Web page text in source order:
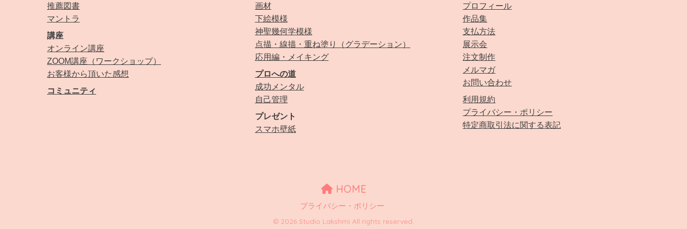
推薦図書
マントラ
講座
オンライン講座
ZOOM講座（ワークショップ）
お客様から頂いた感想
コミュニティ
画材
下絵模様
神聖幾何学模様
点描・線描・重ね塗り（グラデーション）
応用編・メイキング
プロへの道
成功メンタル
自己管理
プレゼント
スマホ壁紙
プロフィール
作品集
支払方法
展示会
注文制作
メルマガ
お問い合わせ
利用規約
プライバシー・ポリシー
特定商取引法に関する表記
HOME
プライバシー・ポリシー
© 2026 Studio Lakshmi All rights reserved.